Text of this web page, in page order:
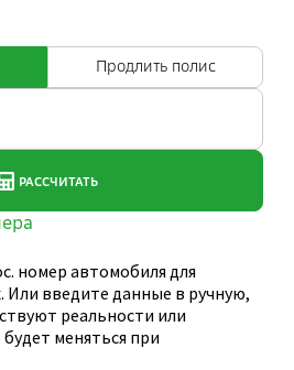
номер автомобиля для
Или введите данные в ручную,
реальности или
меняться при